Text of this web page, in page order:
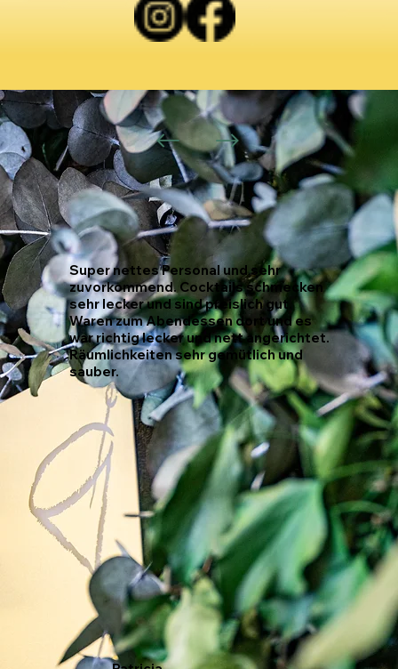
Super nettes Personal und sehr
zuvorkommend. Cocktails schmecken
sehr lecker und sind preislich gut.
Waren zum Abendessen dort und es
war richtig lecker und nett angerichtet.
Räumlichkeiten sehr gemütlich und
sauber.